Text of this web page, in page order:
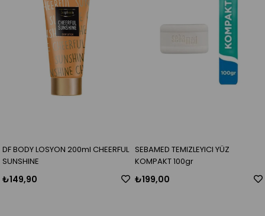
DF BODY LOSYON 200ml CHEERFUL
SUNSHINE
₺149,90
SEBAMED TEMIZLEYICI YÜZ
KOMPAKT 100gr
₺199,00